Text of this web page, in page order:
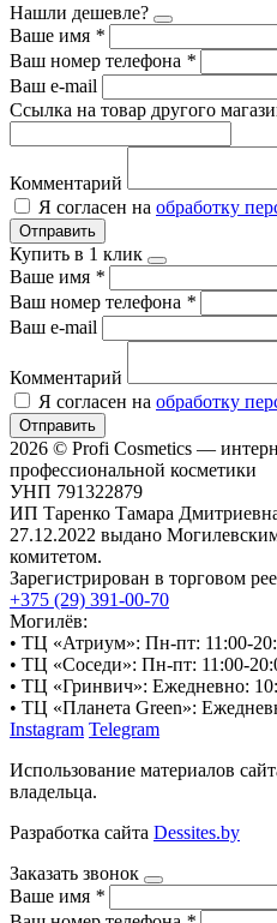
Нашли дешевле?
Ваше имя *
Ваш номер телефона *
Ваш e-mail
Ссылка на товар другого
Комментарий
Я согласен на обработку
Отправить
Купить в 1 клик
Ваше имя *
Ваш номер телефона *
Ваш e-mail
Комментарий
Я согласен на обработку
Отправить
2026 © Profi Cosmetics —
профессиональной косметики
УНП 791322879
ИП Таренко Тамара
27.12.2022 выдано
комитетом.
Зарегистрирован в торговом
+375 (29) 391-00-70
Могилёв:
• ТЦ «Атриум»: Пн-пт: 11:00-
• ТЦ «Соседи»: Пн-пт: 11:00-
• ТЦ «Гринвич»: Ежедневно:
• ТЦ «Планета Green»:
Instagram Telegram
Использование материалов
владельца.
Разработка сайта Dessites.by
Заказать звонок
Ваше имя *